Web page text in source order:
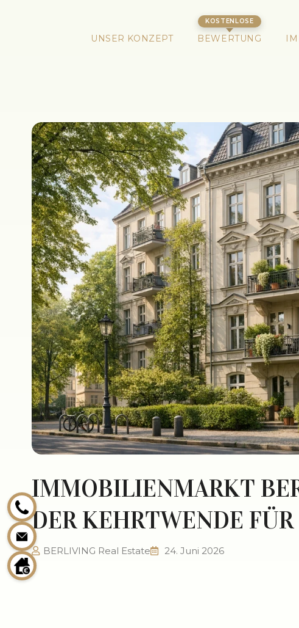
UNSER KONZEPT BEWERTUNG
IMMOBILIENMARKT
DER KEHRTWENDE
BERLIVING Real Estate 24. Juni 2026